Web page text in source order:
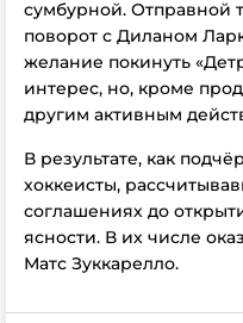
сумбурной. Отправной
поворот с Диланом
желание покинуть
интерес, но, кроме
другим активным
В результате, как
хоккеисты,
соглашениях до
ясности. В их числе
Матс Зуккарелло.